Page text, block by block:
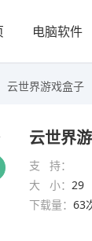
电脑软件
云世界游戏盒子
云世界
支 持：
大 小： 29
下载量： 63